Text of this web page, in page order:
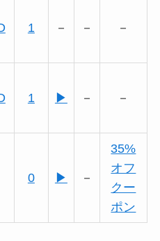
1 － － －
1 ▶ － －
0 ▶ －
35%
オフ
クー
ポン